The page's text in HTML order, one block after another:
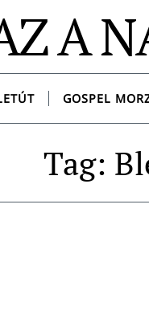
A
GOSPEL
Tag: